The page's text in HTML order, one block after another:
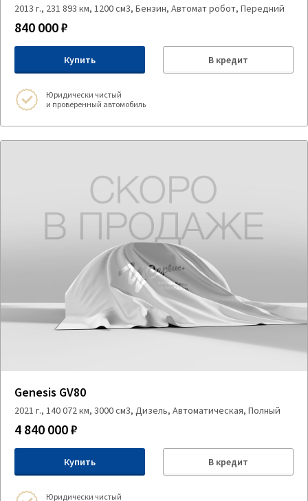
2013 г., 231 893 км, 1200 см3, Бензин, Автомат робот, Передний
840 000 ₽
Купить В кредит
Юридически чистый
и проверенный автомобиль
Genesis GV80
2021 г., 140 072 км, 3000 см3, Дизель, Автоматическая, Полный
4 840 000 ₽
Купить В кредит
Юридически чистый